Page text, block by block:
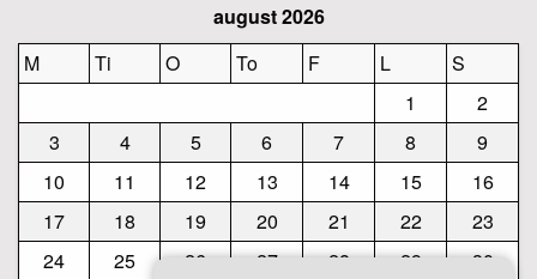
august 2026
M
Ti O To F L
S
1
2
3
4 5 6 7 8
9
10
11 12 13 14 15
16
17
18 19 20 21 22
23
24
25 26 27 28 29
30